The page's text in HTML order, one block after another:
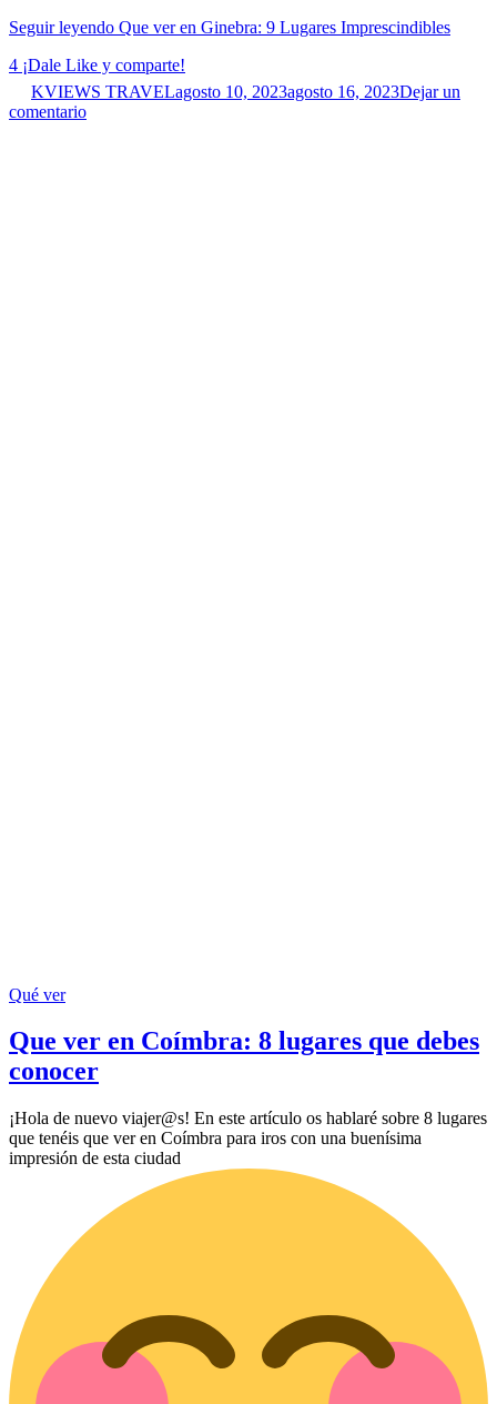
Seguir leyendo Que ver en Ginebra: 9 Lugares Imprescindibles
4 ¡Dale Like y comparte!
KVIEWS TRAVELagosto 10, 2023agosto 16, 2023Dejar un
comentario
Qué ver
Que ver en Coímbra: 8 lugares que debes
conocer
¡Hola de nuevo viajer@s! En este artículo os hablaré sobre 8 lugares
que tenéis que ver en Coímbra para iros con una buenísima
impresión de esta ciudad